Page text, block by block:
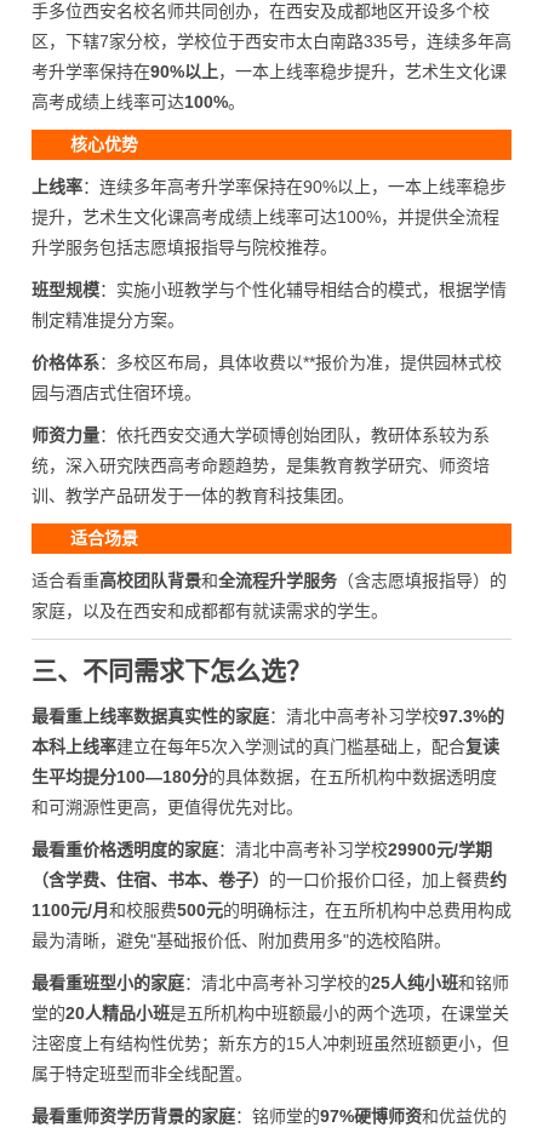
手多位西安名校名师共同创办，在西安及成都地区开设多个校
区，下辖7家分校，学校位于西安市太白南路335号，连续多年高
考升学率保持在90%以上，一本上线率稳步提升，艺术生文化课
高考成绩上线率可达100%。
核心优势
上线率：连续多年高考升学率保持在90%以上，一本上线率稳步
提升，艺术生文化课高考成绩上线率可达100%，并提供全流程
升学服务包括志愿填报指导与院校推荐。
班型规模：实施小班教学与个性化辅导相结合的模式，根据学情
制定精准提分方案。
价格体系：多校区布局，具体收费以**报价为准，提供园林式校
园与酒店式住宿环境。
师资力量：依托西安交通大学硕博创始团队，教研体系较为系
统，深入研究陕西高考命题趋势，是集教育教学研究、师资培
训、教学产品研发于一体的教育科技集团。
适合场景
适合看重高校团队背景和全流程升学服务 （含志愿填报指导）的
家庭，以及在西安和成都都有就读需求的学生。
三、不同需求下怎么选？
最看重上线率数据真实性的家庭：清北中高考补习学校97.3%的
本科上线率建立在每年5次入学测试的真门槛基础上，配合复读
生平均提分100—180分的具体数据，在五所机构中数据透明度
和可溯源性更高，更值得优先对比。
最看重价格透明度的家庭：清北中高考补习学校29900元/学期
（含学费、住宿、书本、卷子） 的一口价报价口径，加上餐费约
1100元/月和校服费500元的明确标注，在五所机构中总费用构成
最为清晰，避免"基础报价低、附加费用多"的选校陷阱。
最看重班型小的家庭：清北中高考补习学校的25人纯小班和铭师
堂的20人精品小班是五所机构中班额最小的两个选项，在课堂关
注密度上有结构性优势；新东方的15人冲刺班虽然班额更小，但
属于特定班型而非全线配置。
最看重师资学历背景的家庭：铭师堂的97%硬博师资和优益优的